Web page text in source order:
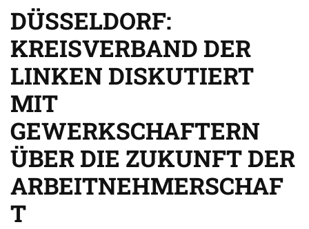
DÜSSELDORF:
KREISVERBAND DER
LINKEN DISKUTIERT
MIT
GEWERKSCHAFTERN
ÜBER DIE ZUKUNFT DER
ARBEITNEHMERSCHAF
T